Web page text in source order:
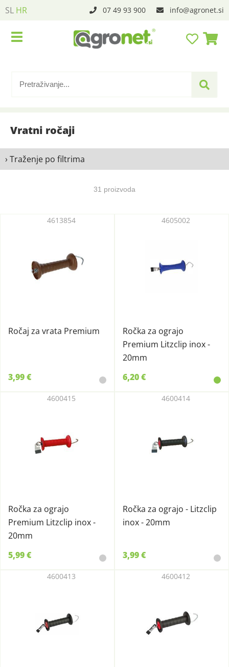
SL HR 07 49 93 900 info agronet.si
Vratni ročaji
› Traženje po filtrima
31 proizvoda
Ročaj za vrata Premium
4613854
3,99 €
Ročka za ograjo
Premium Litzclip inox -
20mm
4605002
6,20 €
Ročka za ograjo
Premium Litzclip inox -
20mm
4600415
5,99 €
Ročka za ograjo - Litzclip
inox - 20mm
4600414
3,99 €
4600413 4600412